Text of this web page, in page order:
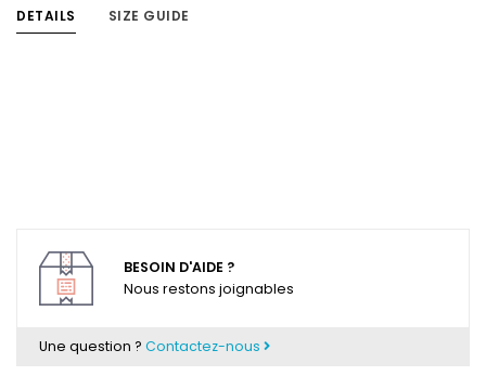
DETAILS SIZE GUIDE
BESOIN D'AIDE ?
Nous restons joignables
Une question ? Contactez-nous